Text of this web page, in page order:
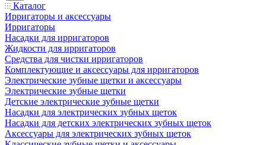
Каталог
Ирригаторы и аксессуары
Ирригаторы
Насадки для ирригаторов
Жидкости для ирригаторов
Средства для чистки ирригаторов
Комплектующие и аксессуары для ирригаторов
Электрические зубные щетки и аксессуары
Электрические зубные щетки
Детские электрические зубные щетки
Насадки для электрических зубных щеток
Насадки для детских электрических зубных щеток
Аксессуары для электрических зубных щеток